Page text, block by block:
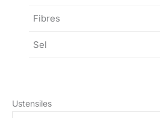
Fibres
Sel
Ustensiles